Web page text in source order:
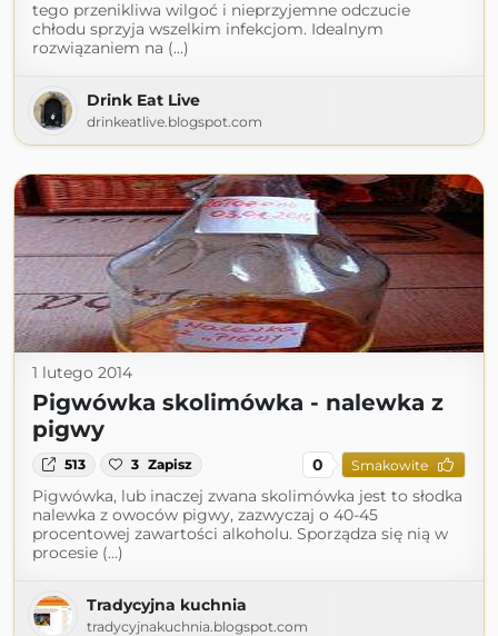
tego przenikliwa wilgoć i nieprzyjemne odczucie
chłodu sprzyja wszelkim infekcjom. Idealnym
rozwiązaniem na (...)
Drink Eat Live
drinkeatlive.blogspot.com
1 lutego 2014
Pigwówka skolimówka - nalewka z
pigwy
513 3 Zapisz 0 Smakowite
Pigwówka, lub inaczej zwana skolimówka jest to słodka
nalewka z owoców pigwy, zazwyczaj o 40-45
procentowej zawartości alkoholu. Sporządza się nią w
procesie (...)
Tradycyjna kuchnia
tradycyjnakuchnia.blogspot.com